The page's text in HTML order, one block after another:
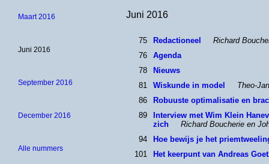
Maart 2016
Juni 2016
September 2016
December 2016
Alle nummers
Juni 2016
75 Redactioneel
Richard
76
Agenda
78
Nieuws
81
Wiskunde in model
Theo-
86
Robuuste optimalisatie en
89
Interview met Wim Klein
zich
Richard Boucherie en
94
Hoe bewijs je het
101
Het keerpunt van Andreas